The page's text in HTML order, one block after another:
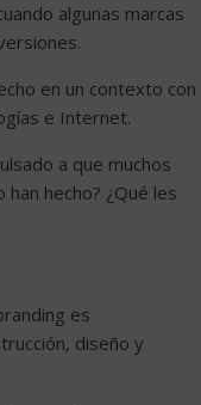
algunas marcas
en un contexto con
e Internet.
a que muchos
hecho? ¿Qué les
es
diseño y